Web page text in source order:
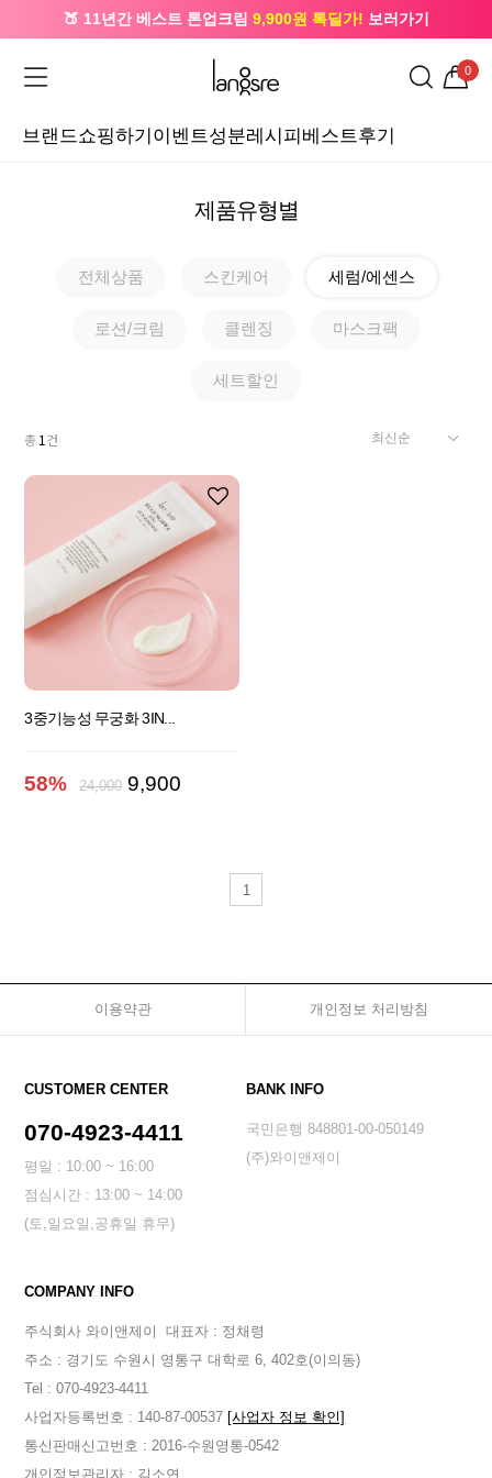
🍑 11년간 베스트 톤업크림 9,900원 톡딜가! 보러가기
5,000원
0
브랜드쇼핑하기 이벤트성분레시피 베스트후기
제품유형별
전체상품 스킨케어 세럼/에센스
로션/크림 클렌징 마스크팩
세트할인
총1 건
3중기능성 무궁화 3IN...
58% 24,000 9,900
1
이용약관 개인정보 처리방침
CUSTOMER CENTER
070-4923-4411
평일 : 10:00 ~ 16:00
점심시간 : 13:00 ~ 14:00
(토,일요일,공휴일 휴무)
BANK INFO
국민은행 848801-00-050149
(주)와이앤제이
COMPANY INFO
주식회사 와이앤제이
대표자 : 정채령
주소 : 경기도 수원시 영통구 대학로 6, 402호(이의동)
Tel : 070-4923-4411
사업자등록번호 : 140-87-00537 [사업자 정보 확인]
통신판매신고번호 : 2016-수원영통-0542
개인정보관리자 : 김소연